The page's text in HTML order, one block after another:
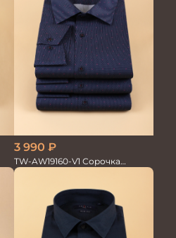
3 990 ₽
TW-AW19160-V1 Сорочка
мужская